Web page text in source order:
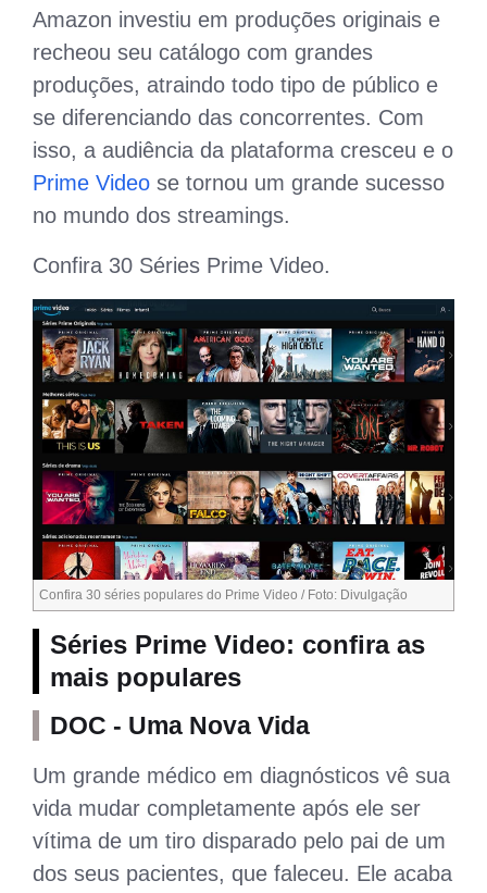
Amazon investiu em produções originais e
recheou seu catálogo com grandes
produções, atraindo todo tipo de público e
se diferenciando das concorrentes. Com
isso, a audiência da plataforma cresceu e o
Prime Video se tornou um grande sucesso
no mundo dos streamings.
Confira 30 Séries Prime Video.
Confira 30 séries populares do Prime Video / Foto: Divulgação
Séries Prime Video: confira as
mais populares
DOC - Uma Nova Vida
Um grande médico em diagnósticos vê sua
vida mudar completamente após ele ser
vítima de um tiro disparado pelo pai de um
dos seus pacientes, que faleceu. Ele acaba